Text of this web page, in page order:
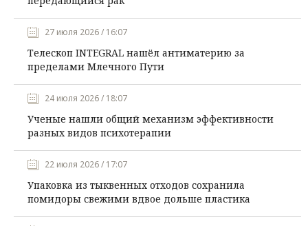
27 июля 2026 / 16:07
Телескоп INTEGRAL нашёл антиматерию за
пределами Млечного Пути
24 июля 2026 / 18:07
Ученые нашли общий механизм эффективности
разных видов психотерапии
22 июля 2026 / 17:07
Упаковка из тыквенных отходов сохранила
помидоры свежими вдвое дольше пластика